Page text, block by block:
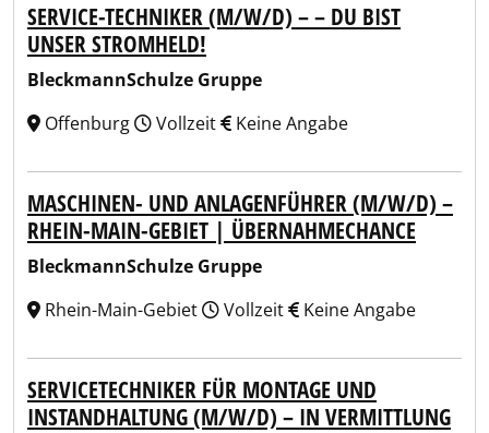
SERVICE-TECHNIKER (M/W/D) – – DU BIST
UNSER STROMHELD!
BleckmannSchulze Gruppe
Offenburg
Vollzeit Keine Angabe
MASCHINEN- UND ANLAGENFÜHRER (M/W/D) –
RHEIN-MAIN-GEBIET | ÜBERNAHMECHANCE
BleckmannSchulze Gruppe
Rhein-Main-Gebiet
Vollzeit Keine Angabe
SERVICETECHNIKER FÜR MONTAGE UND
INSTANDHALTUNG (M/W/D) – IN VERMITTLUNG